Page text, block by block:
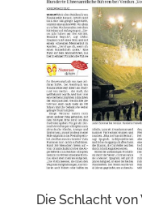
Die Schlacht